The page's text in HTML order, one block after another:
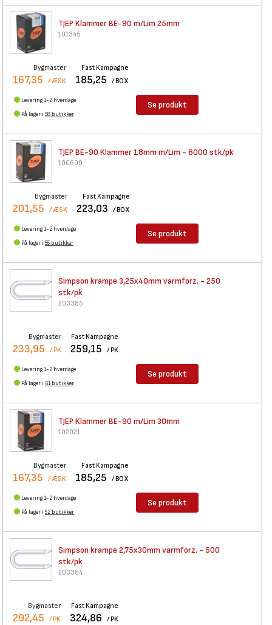
TJEP Klammer BE-90 m/Lim 25mm
101345
Bygmaster
167,35 / ÆSK
Fast Kampagne
185,25 / BOX
Levering 1-2 hverdage
På lager i 58 butikker
Se produkt
TJEP BE-90 Klammer 18mm m/Lim - 6000 stk/pk
100609
Bygmaster
201,55 / ÆSK
Fast Kampagne
223,03 / BOX
Levering 1-2 hverdage
På lager i 55 butikker
Se produkt
Simpson krampe 3,25x40mm varmforz. - 250
stk/pk
203385
Bygmaster
233,95 / PK
Fast Kampagne
259,15 / PK
Levering 1-2 hverdage
På lager i 61 butikker
Se produkt
TJEP Klammer BE-90 m/Lim 30mm
102021
Bygmaster
167,35 / ÆSK
Fast Kampagne
185,25 / BOX
Levering 1-2 hverdage
På lager i 52 butikker
Se produkt
Simpson krampe 2,75x30mm varmforz. - 500
stk/pk
203384
Bygmaster
292,45 / PK
Fast Kampagne
324,86 / PK